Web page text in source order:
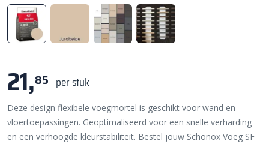
21,85 per stuk
Deze design flexibele voegmortel is geschikt voor wand en
vloertoepassingen. Geoptimaliseerd voor een snelle verharding
en een verhoogde kleurstabiliteit. Bestel jouw Schönox Voeg SF